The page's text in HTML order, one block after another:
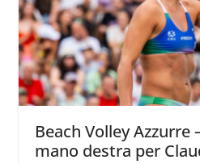
Beach Volley
mano destra per